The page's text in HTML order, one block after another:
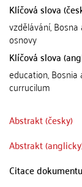
Klíčová slova
vzdělávání,
osnovy
Klíčová slova
education,
currucilum
Abstrakt (česky)
Abstrakt
Citace dokumentu